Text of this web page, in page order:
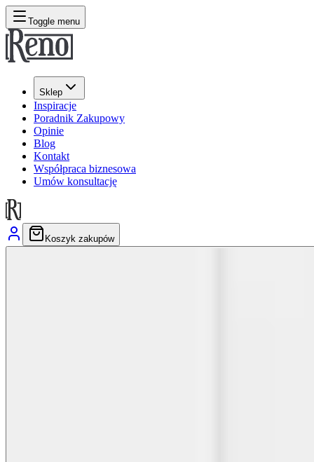
Toggle menu
Sklep
Inspiracje
Poradnik Zakupowy
Opinie
Blog
Kontakt
Współpraca biznesowa
Umów konsultację
Koszyk zakupów